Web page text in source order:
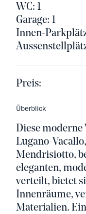
WC: 1
Garage: 1
Innen-
Preis:
Überblick
Diese
Lugano-
Mendrisiotto,
eleganten,
verteilt, bietet
Innenräume,
Materialien.